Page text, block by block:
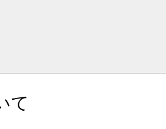
て